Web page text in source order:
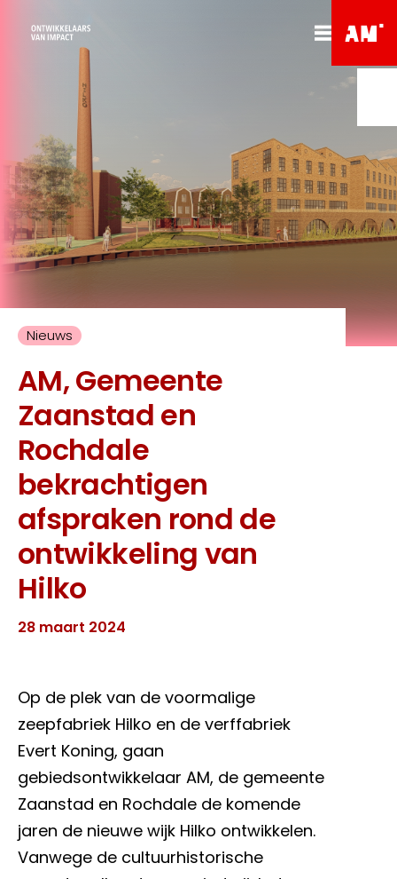
Nieuws
AM, Gemeente
Zaanstad en
Rochdale
bekrachtigen
afspraken rond de
ontwikkeling van
Hilko
28 maart 2024
Op de plek van de voormalige
zeepfabriek Hilko en de verffabriek
Evert Koning, gaan
gebiedsontwikkelaar AM, de gemeente
Zaanstad en Rochdale de komende
jaren de nieuwe wijk Hilko ontwikkelen.
Vanwege de cultuurhistorische